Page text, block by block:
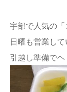
宇部で人気の「
日曜も営業して
引越し準備でヘ